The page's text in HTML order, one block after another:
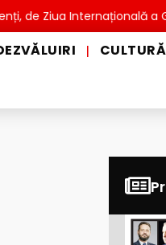
Internațională a Grădinilor
| CULTURĂ